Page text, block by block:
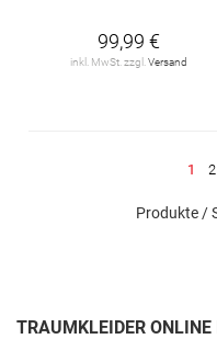
99,99 €
inkl. MwSt. zzgl. Versand
Du
1 2
Produkte /
TRAUMKLEIDER ONLINE